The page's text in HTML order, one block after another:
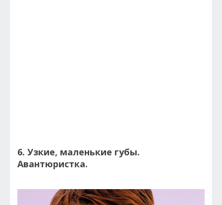
6. Узкие, маленькие губы.
Авантюристка.